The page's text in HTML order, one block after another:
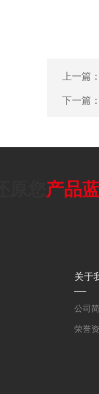
上一篇
下一篇
产品
关于
公司
荣誉